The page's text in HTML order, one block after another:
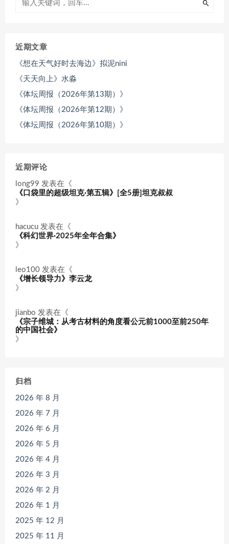
近期文章
《想在天气好时去海边》拟泥nini
《天天向上》水淼
《体坛周报（2026年第13期）》
《体坛周报（2026年第12期）》
《体坛周报（2026年第10期）》
近期评论
long99 发表在《
《口袋里的超级坦克·第五辑》[全5册]坦克叔叔
》
hacucu 发表在《
《科幻世界·2025年全年合集》
》
leo100 发表在《
《增长领导力》李云龙
》
jianbo 发表在《
《宗子维城：从考古材料的角度看公元前1000至前250年
的中国社会》
》
归档
2026 年 8 月
2026 年 7 月
2026 年 6 月
2026 年 5 月
2026 年 4 月
2026 年 3 月
2026 年 2 月
2026 年 1 月
2025 年 12 月
2025 年 11 月